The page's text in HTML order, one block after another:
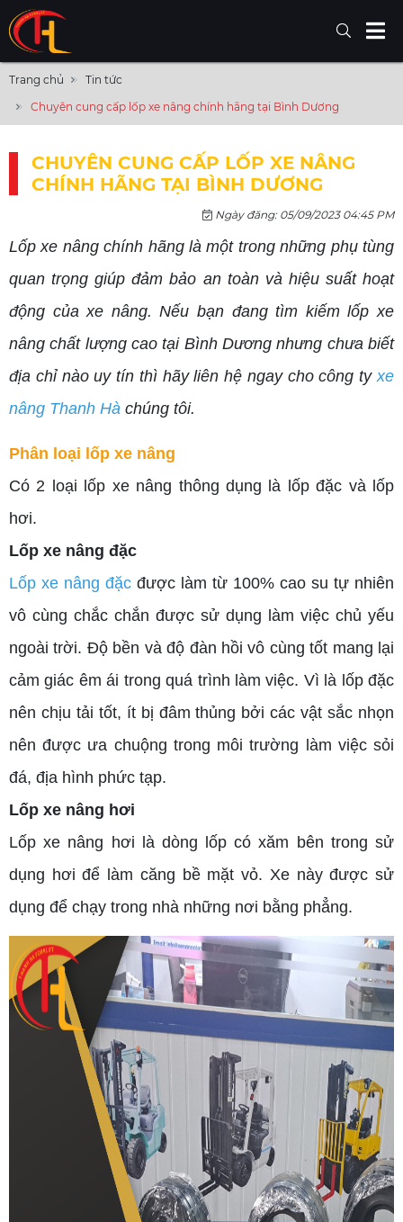
Trang chủ
Tin tức
Chuyên cung cấp lốp xe nâng chính hãng tại Bình Dương
CHUYÊN CUNG CẤP LỐP XE NÂNG
CHÍNH HÃNG TẠI BÌNH DƯƠNG
Ngày đăng: 05/09/2023 04:45 PM
Lốp xe nâng chính hãng là một trong những phụ tùng
quan trọng giúp đảm bảo an toàn và hiệu suất hoạt
động của xe nâng. Nếu bạn đang tìm kiếm lốp xe
nâng chất lượng cao tại Bình Dương nhưng chưa biết
địa chỉ nào uy tín thì hãy liên hệ ngay cho công tyxe
nâng Thanh Hà chúng tôi.
Phân loại lốp xe nâng
Có 2 loại lốp xe nâng thông dụng là lốp đặc và lốp
hơi.
Lốp xe nâng đặc
Lốp xe nâng đặc được làm từ 100% cao su tự nhiên
vô cùng chắc chắn được sử dụng làm việc chủ yếu
ngoài trời. Độ bền và độ đàn hồi vô cùng tốt mang lại
cảm giác êm ái trong quá trình làm việc. Vì là lốp đặc
nên chịu tải tốt, ít bị đâm thủng bởi các vật sắc nhọn
nên được ưa chuộng trong môi trường làm việc sỏi
đá, địa hình phức tạp.
Lốp xe nâng hơi
Lốp xe nâng hơi là dòng lốp có xăm bên trong sử
dụng hơi để làm căng bề mặt vỏ. Xe này được sử
dụng để chạy trong nhà những nơi bằng phẳng.